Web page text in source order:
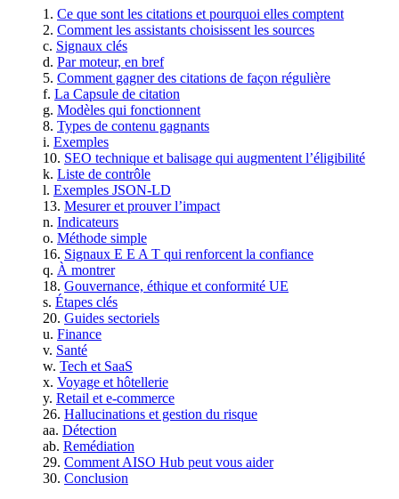
Ce que sont les citations et pourquoi elles comptent
Comment les assistants choisissent les sources
Signaux clés
Par moteur, en bref
Comment gagner des citations de façon régulière
La Capsule de citation
Modèles qui fonctionnent
Types de contenu gagnants
Exemples
SEO technique et balisage qui augmentent l’éligibilité
Liste de contrôle
Exemples JSON‑LD
Mesurer et prouver l’impact
Indicateurs
Méthode simple
Signaux E E A T qui renforcent la confiance
À montrer
Gouvernance, éthique et conformité UE
Étapes clés
Guides sectoriels
Finance
Santé
Tech et SaaS
Voyage et hôtellerie
Retail et e‑commerce
Hallucinations et gestion du risque
Détection
Remédiation
Comment AISO Hub peut vous aider
Conclusion